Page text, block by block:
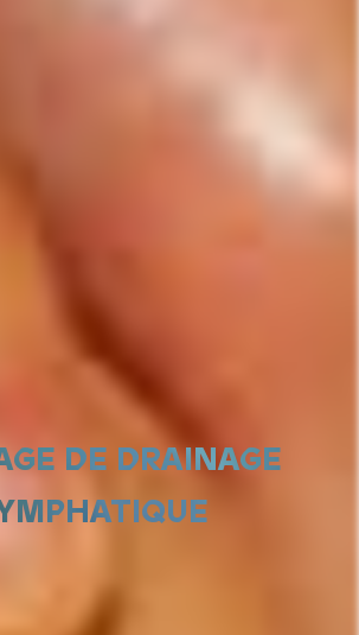
DE DRAINAGE